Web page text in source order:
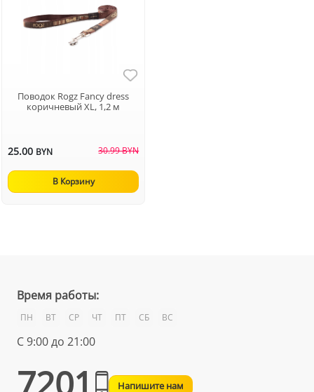
Поводок Rogz Fancy dress
коричневый XL, 1,2 м
25.00 BYN 30.99 BYN
В Корзину
Время работы:
ПН ВТ СР ЧТ ПТ СБ ВС
С 9:00 до 21:00
Напишите нам